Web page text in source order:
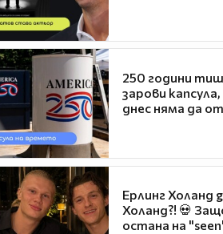
250 години
зарови
днес няма да
Ерлинг Холанд
Холанд?! 💀
остана на